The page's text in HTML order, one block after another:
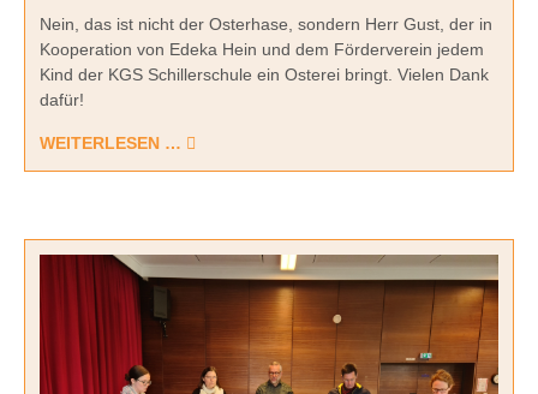
Nein, das ist nicht der Osterhase, sondern Herr Gust, der in
Kooperation von Edeka Hein und dem Förderverein jedem
Kind der KGS Schillerschule ein Osterei bringt. Vielen Dank
dafür!
WEITERLESEN …